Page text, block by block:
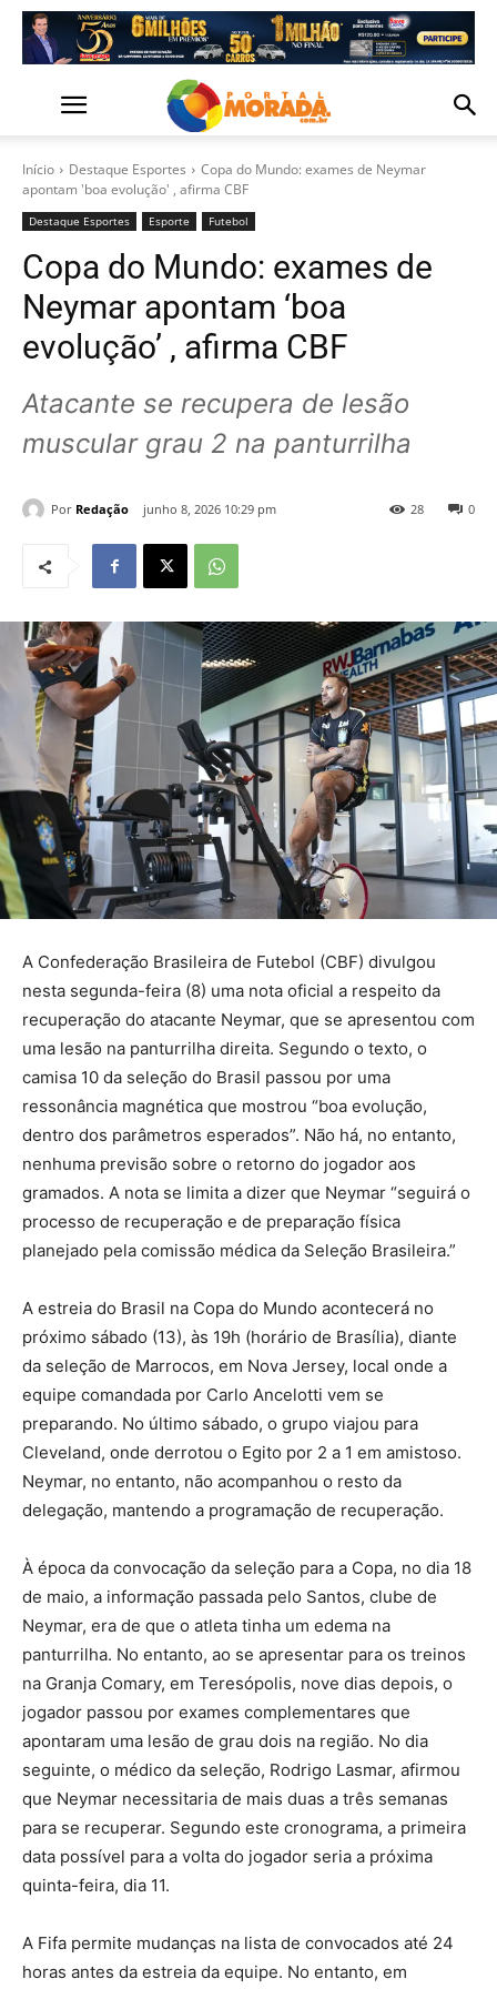
Início Destaque Esportes
Copa do Mundo: exames de Neymar
apontam 'boa evolução' , afirma CBF
Destaque Esportes Esporte Futebol
Copa do Mundo: exames de
Neymar apontam ‘boa
evolução’ , afirma CBF
Atacante se recupera de lesão
muscular grau 2 na panturrilha
Por Redação junho 8, 2026 10:29 pm 0
28
A Confederação Brasileira de Futebol (CBF) divulgou
nesta segunda-feira (8) uma nota oficial a respeito da
recuperação do atacante Neymar, que se apresentou com
uma lesão na panturrilha direita. Segundo o texto, o
camisa 10 da seleção do Brasil passou por uma
ressonância magnética que mostrou “boa evolução,
dentro dos parâmetros esperados”. Não há, no entanto,
nenhuma previsão sobre o retorno do jogador aos
gramados. A nota se limita a dizer que Neymar “seguirá o
processo de recuperação e de preparação física
planejado pela comissão médica da Seleção Brasileira.”
A estreia do Brasil na Copa do Mundo acontecerá no
próximo sábado (13), às 19h (horário de Brasília), diante
da seleção de Marrocos, em Nova Jersey, local onde a
equipe comandada por Carlo Ancelotti vem se
preparando. No último sábado, o grupo viajou para
Cleveland, onde derrotou o Egito por 2 a 1 em amistoso.
Neymar, no entanto, não acompanhou o resto da
delegação, mantendo a programação de recuperação.
À época da convocação da seleção para a Copa, no dia 18
de maio, a informação passada pelo Santos, clube de
Neymar, era de que o atleta tinha um edema na
panturrilha. No entanto, ao se apresentar para os treinos
na Granja Comary, em Teresópolis, nove dias depois, o
jogador passou por exames complementares que
apontaram uma lesão de grau dois na região. No dia
seguinte, o médico da seleção, Rodrigo Lasmar, afirmou
que Neymar necessitaria de mais duas a três semanas
para se recuperar. Segundo este cronograma, a primeira
data possível para a volta do jogador seria a próxima
quinta-feira, dia 11.
A Fifa permite mudanças na lista de convocados até 24
horas antes da estreia da equipe. No entanto, em